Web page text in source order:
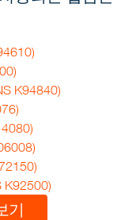
K94840)
K92500)
기